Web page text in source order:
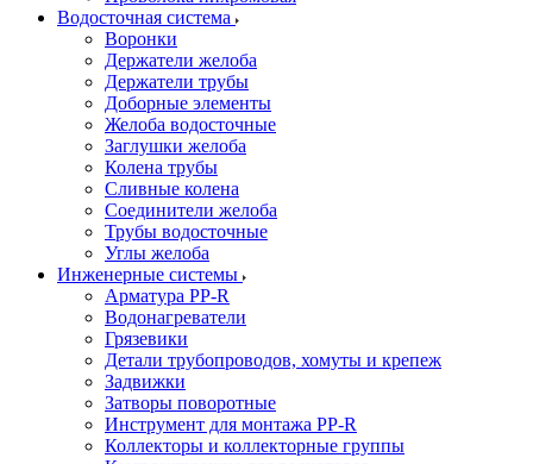
Водосточная система
Воронки
Держатели желоба
Держатели трубы
Доборные элементы
Желоба водосточные
Заглушки желоба
Колена трубы
Сливные колена
Соединители желоба
Трубы водосточные
Углы желоба
Инженерные системы
Арматура PP-R
Водонагреватели
Грязевики
Детали трубопроводов, хомуты и крепеж
Задвижки
Затворы поворотные
Инструмент для монтажа PP-R
Коллекторы и коллекторные группы